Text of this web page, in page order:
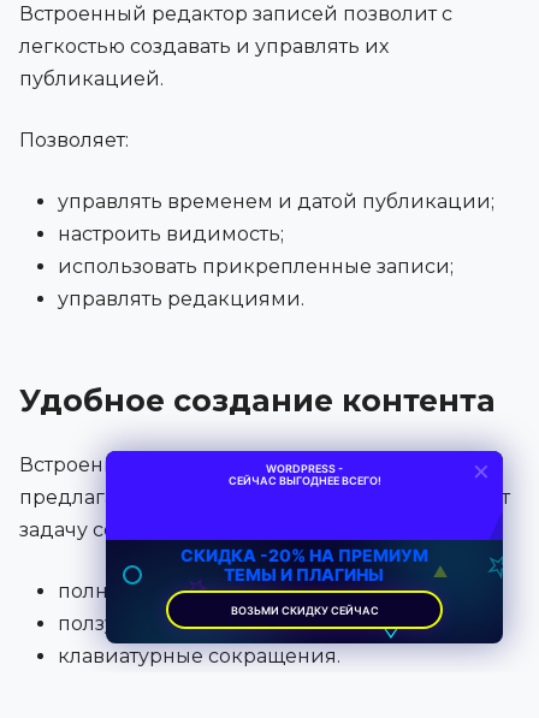
Встроенный редактор записей позволит с
легкостью создавать и управлять их
публикацией.
Позволяет:
управлять временем и датой публикации;
настроить видимость;
использовать прикрепленные записи;
управлять редакциями.
Удобное создание контента
Встроенный визуальный редактор WordPress
предлагает несколько опций, которые упростят
задачу создания контента. Среди них:
полноэкранный режим,
ползунок тулбара,
клавиатурные сокращения.
×
WORDPRESS -
СЕЙЧАС ВЫГОДНЕЕ ВСЕГО!
СКИДКА -20% НА ПРЕМИУМ
ТЕМЫ И ПЛАГИНЫ
ВОЗЬМИ СКИДКУ СЕЙЧАС